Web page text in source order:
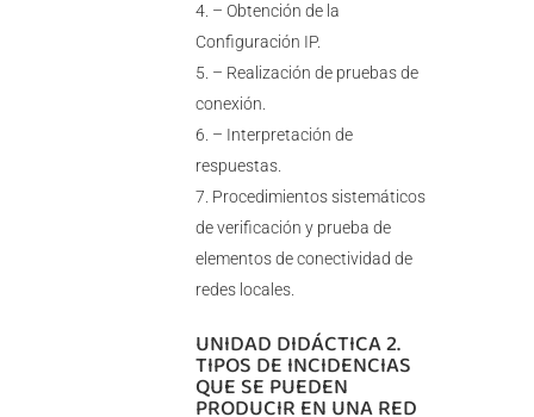
– Obtención de la
Configuración IP.
– Realización de pruebas de
conexión.
– Interpretación de
respuestas.
Procedimientos sistemáticos
de verificación y prueba de
elementos de conectividad de
redes locales.
UNIDAD DIDÁCTICA 2.
TIPOS DE INCIDENCIAS
QUE SE PUEDEN
PRODUCIR EN UNA RED